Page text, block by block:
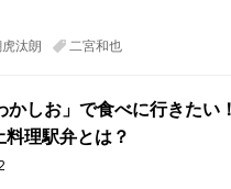
汰朗 二宮和也
かしお」で食べに行きた
理駅弁とは？